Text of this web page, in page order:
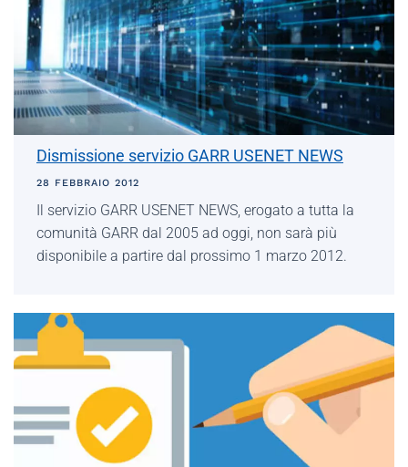
Dismissione servizio GARR USENET NEWS
28 FEBBRAIO 2012
Il servizio GARR USENET NEWS, erogato a tutta la
comunità GARR dal 2005 ad oggi, non sarà più
disponibile a partire dal prossimo 1 marzo 2012.